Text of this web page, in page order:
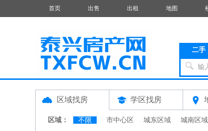
首页 出售 出租 地图
二手
输
区域找房 学区找房
区域： 不限 市中心区 城东区域 城南区域